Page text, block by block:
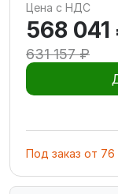
Цена с НДС
568 041
631 157 ₽
Под заказ от 76